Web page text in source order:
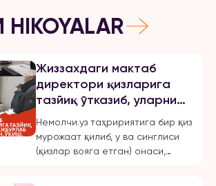
HIKOYALAR
Жиззахдаги мактаб
директори қизларига
тазйиқ ўтказиб, уларни
мажбурлаб турмушга
чиқарган, ўқиш,
ишлашдан маҳрум қилган
Немолчи.уз таҳририятига бир қиз
мурожаат қилиб, у ва синглиси
(қизлар вояга етган) онаси,